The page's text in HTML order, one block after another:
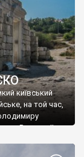
київський
на той час,
Василю ІІ, та
християнином.